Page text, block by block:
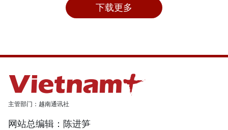
下载更多
主管部门：越南通讯社
网站总编辑：陈进笋